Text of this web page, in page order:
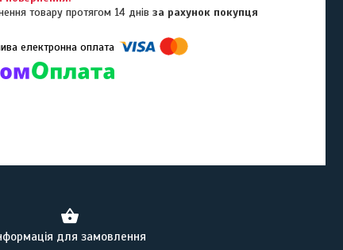
товару протягом 14 днівза рахунок покупця
для замовлення